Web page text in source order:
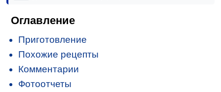
Оглавление
Приготовление
Похожие рецепты
Комментарии
Фотоотчеты